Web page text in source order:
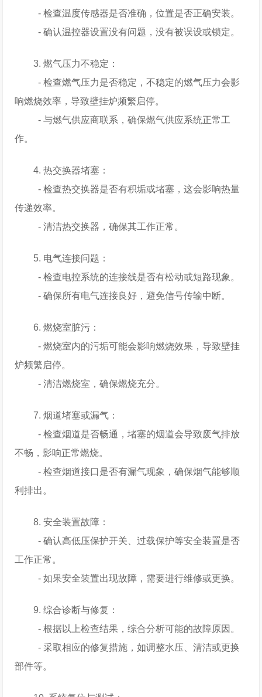
- 检查温度传感器是否准确，位置是否正确安装。
- 确认温控器设置没有问题，没有被误设或锁定。
3. 燃气压力不稳定：
- 检查燃气压力是否稳定，不稳定的燃气压力会影
响燃烧效率，导致壁挂炉频繁启停。
- 与燃气供应商联系，确保燃气供应系统正常工
作。
4. 热交换器堵塞：
- 检查热交换器是否有积垢或堵塞，这会影响热量
传递效率。
- 清洁热交换器，确保其工作正常。
5. 电气连接问题：
- 检查电控系统的连接线是否有松动或短路现象。
- 确保所有电气连接良好，避免信号传输中断。
6. 燃烧室脏污：
- 燃烧室内的污垢可能会影响燃烧效果，导致壁挂
炉频繁启停。
- 清洁燃烧室，确保燃烧充分。
7. 烟道堵塞或漏气：
- 检查烟道是否畅通，堵塞的烟道会导致废气排放
不畅，影响正常燃烧。
- 检查烟道接口是否有漏气现象，确保烟气能够顺
利排出。
8. 安全装置故障：
- 确认高低压保护开关、过载保护等安全装置是否
工作正常。
- 如果安全装置出现故障，需要进行维修或更换。
9. 综合诊断与修复：
- 根据以上检查结果，综合分析可能的故障原因。
- 采取相应的修复措施，如调整水压、清洁或更换
部件等。